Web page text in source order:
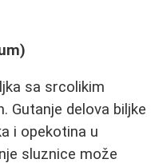
sa srcolikim
Gutanje delova biljke
i opekotina u
sluznice može